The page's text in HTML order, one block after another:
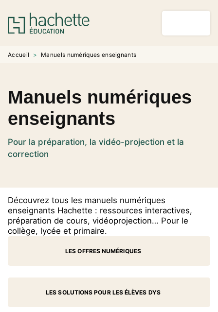
MENU RECHERCHE
PIED DE PAGE
Accueil > Manuels numériques enseignants
Manuels numériques
enseignants
Pour la préparation, la vidéo-projection et la
correction
Découvrez tous les manuels numériques
enseignants Hachette : ressources interactives,
préparation de cours, vidéoprojection… Pour le
collège, lycée et primaire.
LES OFFRES NUMÉRIQUES
LES SOLUTIONS POUR LES ÉLÈVES DYS